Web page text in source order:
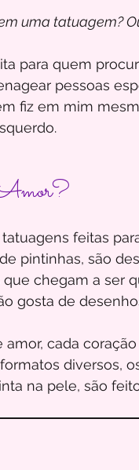
uma tatuagem?
para quem
pessoas
fiz em mim
Amor?
feitas
pintinhas, são
chegam a ser
gosta de
cada
diversos,
na pele, são